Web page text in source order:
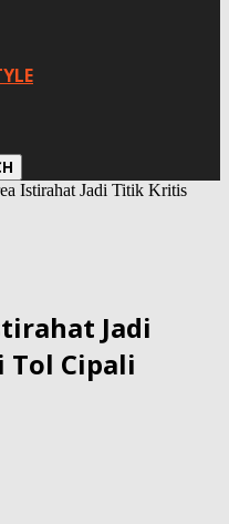
Istirahat Jadi Titik Kritis
Jadi
Cipali